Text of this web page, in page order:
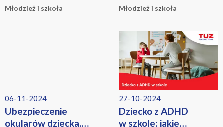
spowodowany
szkolnej można liczyć również
w przypadku poważnego
zachorowania, na przykład
zatrucia lub choroby
nowotworowej. Co może
obejmować ubezpieczenie
szkolne? Jak zostało
wspomniane, szkolne
Młodzież i szkoła Młodzież i szkoła
06-11-2024
Ubezpieczenie
okularów dziecka.
27-10-2024
Dziecko z ADHD
w szkole: jakie